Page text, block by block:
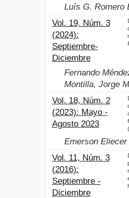
Luís G. Romero
Vol. 19, Núm. 3
(2024):
Septiembre-
Diciembre
Fernando
Montilla, Jorge
Vol. 18, Núm. 2
(2023): Mayo -
Agosto 2023
Emerson
Vol. 11, Núm. 3
(2016):
Septiembre -
Diciembre